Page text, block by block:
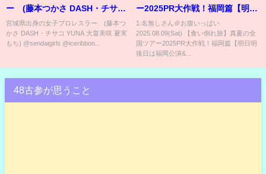
ー (藤本つかさ DASH・チサコ
YUNA 大畠美咲 夏実もち)
宮城県出身の女子プロレスラー (藤本つ
かさ DASH・チサコ YUNA 大畠美咲 夏実
もち) @sendaigirls @iceribbon...
ー2025PR大作戦！福岡篇【明日
明後日は福岡公演🎤】
1:名無しさん＠お腹いっぱい
2025.08.09(Sat) 【食い倒れ旅】真夏の全
国ツアー2025PR大作戦！福岡篇【明日明
後日は福岡公演&...
48古参が思うこと